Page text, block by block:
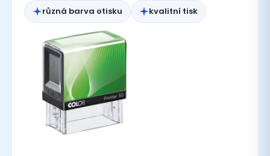
různá barva otisku kvalitní tisk